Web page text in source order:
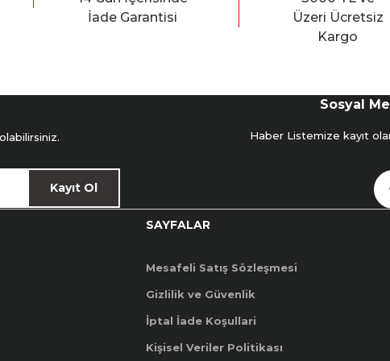
İade Garantisi
Üzeri Ücretsiz
Kargo
Kayıt Ol
Sosyal
Haber Listemize kayıt
SAYFALAR
Mesafeli Satış Sözleşmesi
Gizlilik ve Güvenlik
İptal İade Koşullari
Kişisel Veriler Politikası